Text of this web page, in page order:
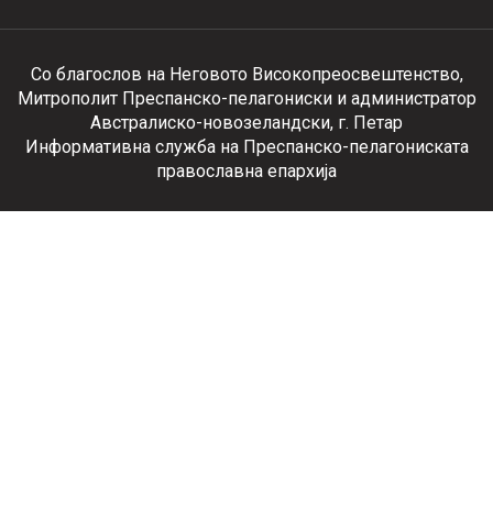
Со благослов на Неговото Високопреосвештенство,
Митрополит Преспанско-пелагониски и администратор
Австралиско-новозеландски, г. Петар
Информативна служба на Преспанско-пелагониската
православна епархија